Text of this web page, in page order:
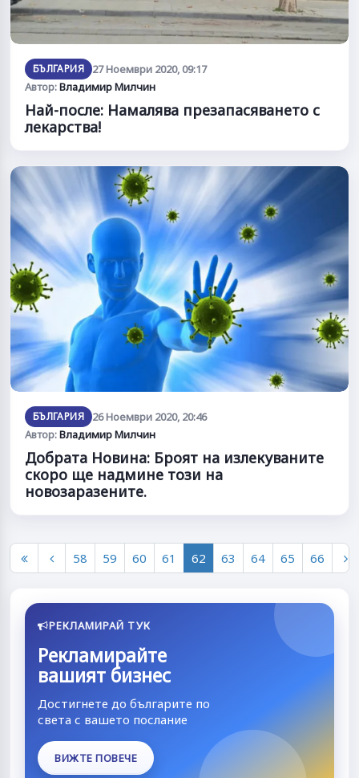
БЪЛГАРИЯ 27 Ноември 2020, 09:17
Автор:Владимир Милчин
Най-после: Намалява презапасяването с
лекарства!
БЪЛГАРИЯ 26 Ноември 2020, 20:46
Автор:Владимир Милчин
Добрата Новина: Броят на излекуваните
скоро ще надмине този на
новозаразените.
58 59 60 61 62 63 64 65 66
РЕКЛАМИРАЙ ТУК
Рекламирайте
вашият бизнес
Достигнете до българите по
света с вашето послание
ВИЖТЕ ПОВЕЧЕ